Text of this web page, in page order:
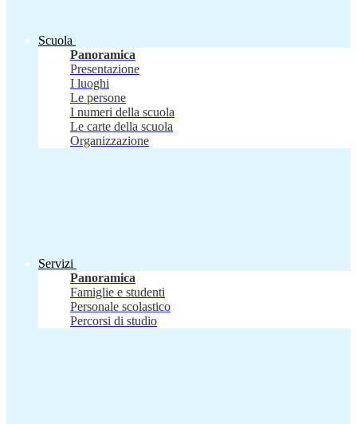
Scuola
Panoramica
Presentazione
I luoghi
Le persone
I numeri della scuola
Le carte della scuola
Organizzazione
Servizi
Panoramica
Famiglie e studenti
Personale scolastico
Percorsi di studio